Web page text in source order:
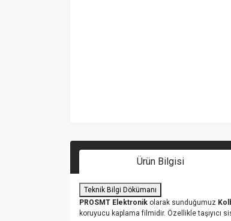
Ürün Bilgisi
Teknik Bilgi Dökümanı
PROSMT Elektronik olarak sunduğumuz
koruyucu kaplama filmidir. Özellikle taşıyıcı